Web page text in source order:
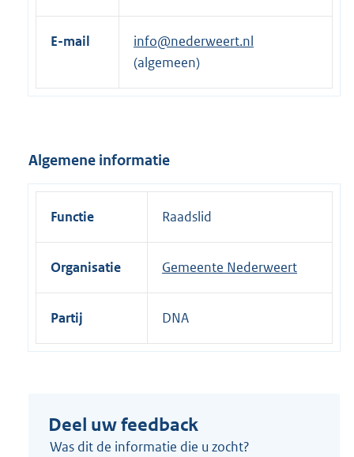
t
e
r
e
n
k
E-mail
info@nederweert.nl
(algemeen)
Algemene informatie
Functie Raadslid
Organisatie Gemeente Nederweert
Partij DNA
Deel uw feedback
Was dit de informatie die u zocht?